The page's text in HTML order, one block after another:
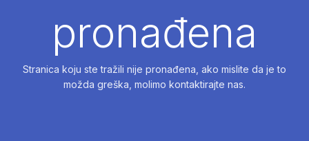
pronađena
Stranica koju ste tražili nije pronađena, ako mislite da je to
možda greška, molimo kontaktirajte nas.